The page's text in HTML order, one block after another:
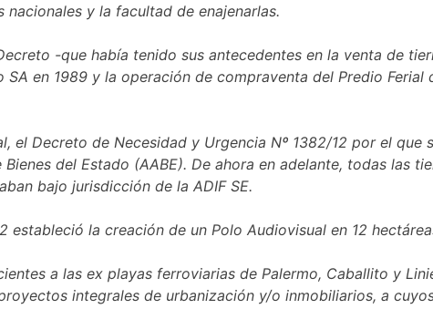
y la facultad de enajenarlas.
-que había tenido sus antecedentes en la venta de
en 1989 y la operación de compraventa del Predio
el Decreto de Necesidad y Urgencia Nº 1382/12 por el
del Estado (AABE). De ahora en adelante, todas las
bajo jurisdicción de la ADIF SE.
estableció la creación de un Polo Audiovisual en 12
a las ex playas ferroviarias de Palermo, Caballito y
integrales de urbanización y/o inmobiliarios, a